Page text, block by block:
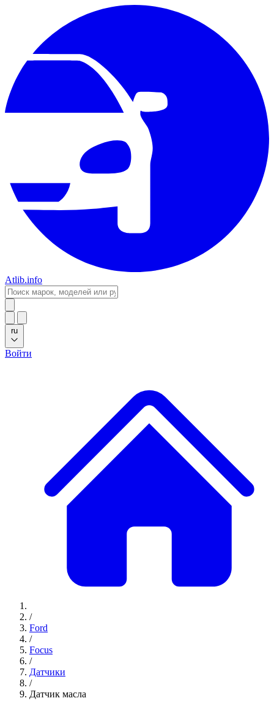
Atlib.info
ru
Войти
/
Ford
/
Focus
/
Датчики
/
Датчик масла